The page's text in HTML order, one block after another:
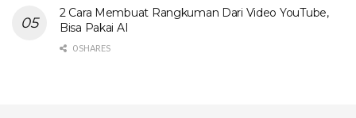
2 Cara Membuat Rangkuman Dari Video YouTube,
Bisa Pakai AI
0 SHARES